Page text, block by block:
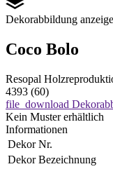
Dekorabbildung
Coco Bolo
Resopal
4393 (60)
file_download
Kein Muster erhältlich
Informationen
Dekor Nr.
Dekor Bezeichnung